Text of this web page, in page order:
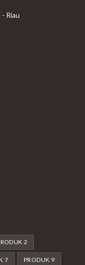
Riau
2
7 PRODUK 9